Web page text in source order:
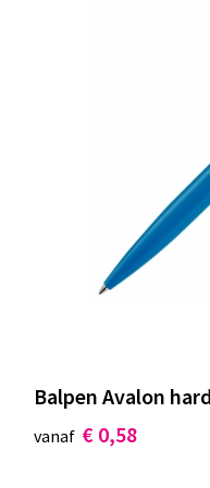
Balpen Avalon
vanaf € 0,58